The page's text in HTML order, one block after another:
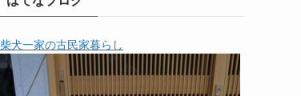
柴犬一家の古民家暮らし